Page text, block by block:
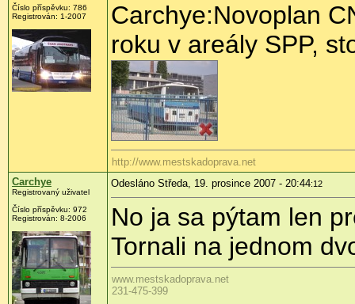
Číslo příspěvku: 786
Registrován: 1-2007
Carchye:Novoplan
roku v areály SPP,
http://www.mestskadoprava.net
Carchye
Registrovaný uživatel
Číslo příspěvku: 972
Registrován: 8-2006
Odesláno Středa, 19. prosince 2007 - 20:44:12
No ja sa pýtam len
Tornali na jednom
www.mestskadoprava.net
231-475-399